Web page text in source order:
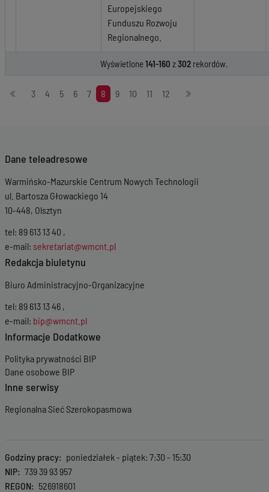
Europejskiego
Funduszu Rozwoju
Regionalnego.
Wyświetlone141-160 z302 rekordów.
Stronicowanie
3 4 5 6 7 8 9 10 11 12
Dane teleadresowe
Warmińsko-Mazurskie Centrum Nowych Technologii
ul. Bartosza Głowackiego 14
10-448, Olsztyn
tel: 89 613 13 40 ,
e-mail: sekretariat@wmcnt.pl
Redakcja biuletynu
Biuro Administracyjno-Organizacyjne
tel: 89 613 13 46 ,
e-mail: bip@wmcnt.pl
Informacje Dodatkowe
Polityka prywatności BIP
Dane osobowe BIP
Inne serwisy
Regionalna Sieć Szerokopasmowa
Godziny pracy
poniedziałek - piątek: 7:30 - 15:30
NIP
739 39 93 957
REGON
526918601